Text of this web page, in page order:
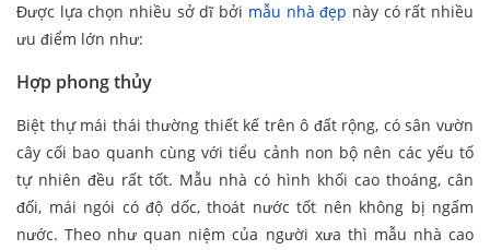
Được lựa chọn nhiều sở dĩ bởi mẫu nhà đẹp này có rất nhiều
ưu điểm lớn như:
Hợp phong thủy
Biệt thự mái thái thường thiết kế trên ô đất rộng, có sân vườn
cây cối bao quanh cùng với tiểu cảnh non bộ nên các yếu tố
tự nhiên đều rất tốt. Mẫu nhà có hình khối cao thoáng, cân
đối, mái ngói có độ dốc, thoát nước tốt nên không bị ngấm
nước. Theo như quan niệm của người xưa thì mẫu nhà cao